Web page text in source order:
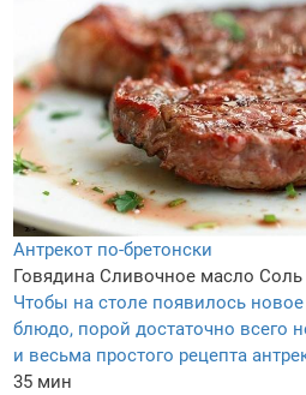
Антрекот по-бретонски
Говядина Сливочное масло Соль
Чтобы на столе появилось
блюдо, порой достаточно всего
и весьма простого рецепта
35 мин